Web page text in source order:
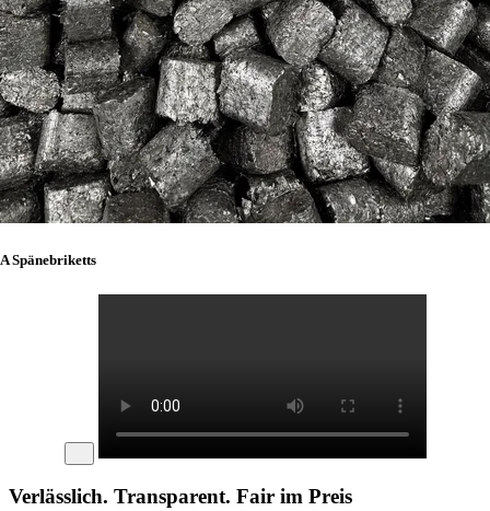
Spänebriketts
Verlässlich. Transparent. Fair im Preis